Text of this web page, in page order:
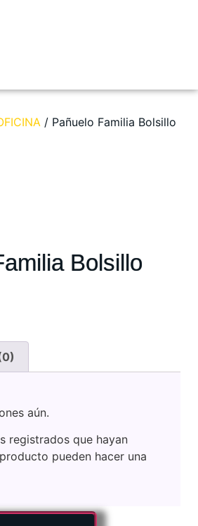
/ Pañuelo Familia Bolsillo
Bolsillo
aún.
registrados que hayan
pueden hacer una